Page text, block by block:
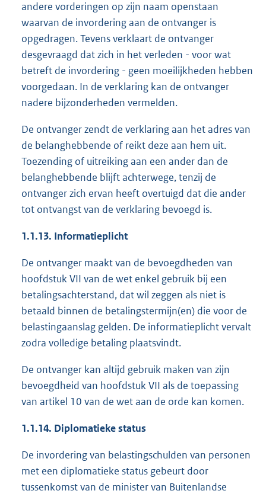
andere vorderingen op zijn naam openstaan
waarvan de invordering aan de ontvanger is
opgedragen. Tevens verklaart de ontvanger
desgevraagd dat zich in het verleden - voor wat
betreft de invordering - geen moeilijkheden hebben
voorgedaan. In de verklaring kan de ontvanger
nadere bijzonderheden vermelden.
De ontvanger zendt de verklaring aan het adres van
de belanghebbende of reikt deze aan hem uit.
Toezending of uitreiking aan een ander dan de
belanghebbende blijft achterwege, tenzij de
ontvanger zich ervan heeft overtuigd dat die ander
tot ontvangst van de verklaring bevoegd is.
1.1.13. Informatieplicht
De ontvanger maakt van de bevoegdheden van
hoofdstuk VII van de wet enkel gebruik bij een
betalingsachterstand, dat wil zeggen als niet is
betaald binnen de betalingstermijn(en) die voor de
belastingaanslag gelden. De informatieplicht vervalt
zodra volledige betaling plaatsvindt.
De ontvanger kan altijd gebruik maken van zijn
bevoegdheid van hoofdstuk VII als de toepassing
van artikel 10 van de wet aan de orde kan komen.
1.1.14. Diplomatieke status
De invordering van belastingschulden van personen
met een diplomatieke status gebeurt door
tussenkomst van de minister van Buitenlandse